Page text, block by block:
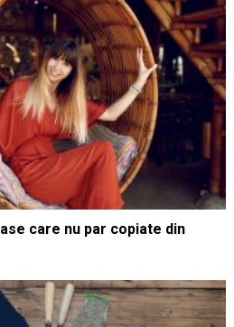
care nu par copiate din